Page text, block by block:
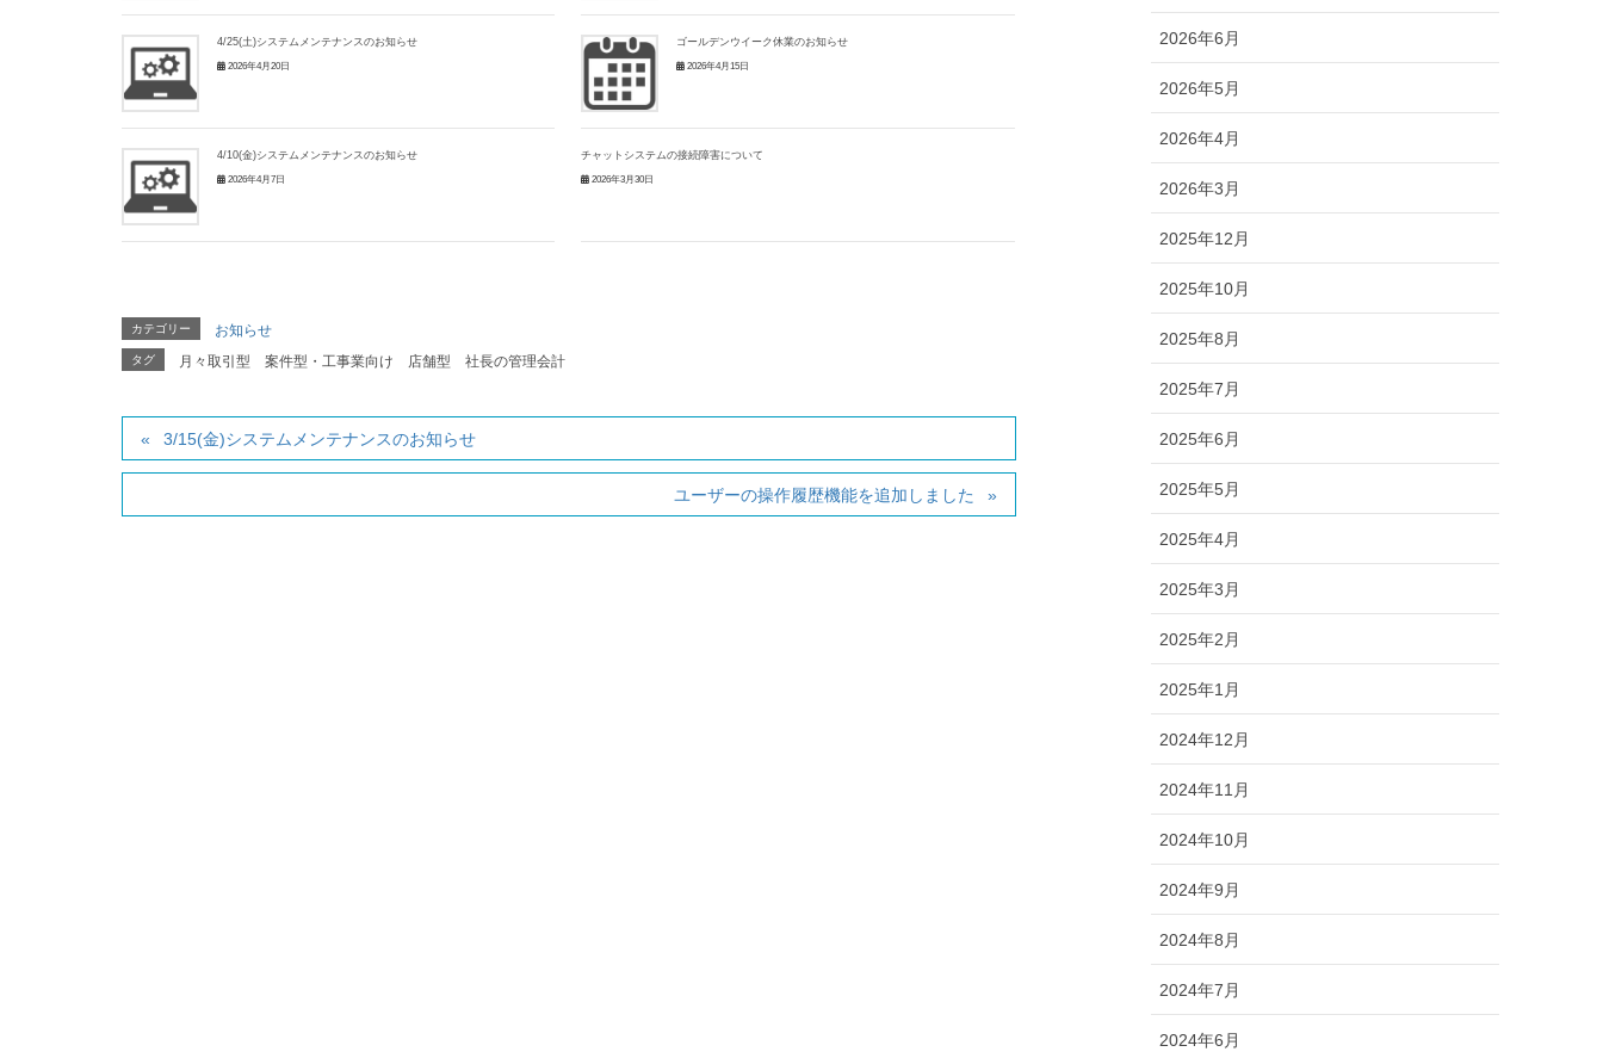
4/25(土)システムメンテナンスのお知らせ
2026年4月20日
ゴールデンウイーク休業のお知らせ
2026年4月15日
4/10(金)システムメンテナンスのお知らせ
2026年4月7日
チャットシステムの接続障害について
2026年3月30日
カテゴリー お知らせ
タグ 月々取引型 案件型・工事業向け 店舗型 社長の管理会計
3/15(金)システムメンテナンスのお知らせ
ユーザーの操作履歴機能を追加しました
2026年6月
2026年5月
2026年4月
2026年3月
2025年12月
2025年10月
2025年8月
2025年7月
2025年6月
2025年5月
2025年4月
2025年3月
2025年2月
2025年1月
2024年12月
2024年11月
2024年10月
2024年9月
2024年8月
2024年7月
2024年6月